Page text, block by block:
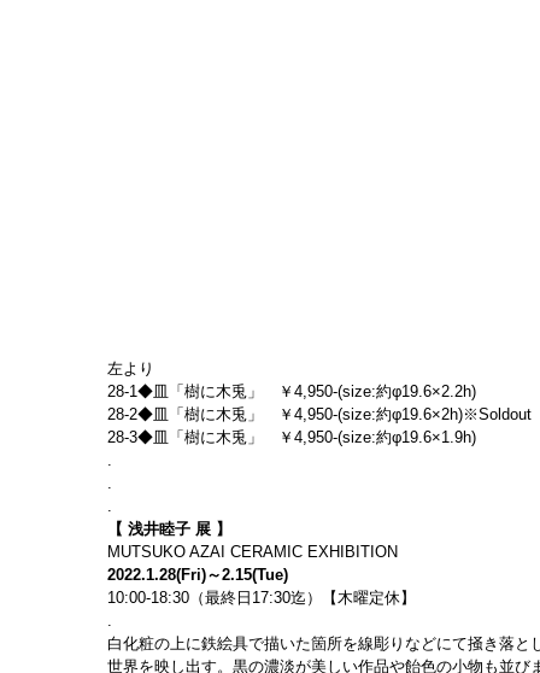
左より
28-1◆皿「樹に木兎」　￥4,950-(size:約φ19.6×2.2h)
28-2◆皿「樹に木兎」　￥4,950-(size:約φ19.6×2h)※Soldout
28-3◆皿「樹に木兎」　￥4,950-(size:約φ19.6×1.9h)
【 浅井睦子 展 】
MUTSUKO AZAI CERAMIC EXHIBITION
2022.1.28(Fri)～2.15(Tue)
10:00-18:30（最終日17:30迄）【木曜定休】
白化粧の上に鉄絵具で描いた箇所を線彫りなどにて掻き落
世界を映し出す。黒の濃淡が美しい作品や飴色の小物も並